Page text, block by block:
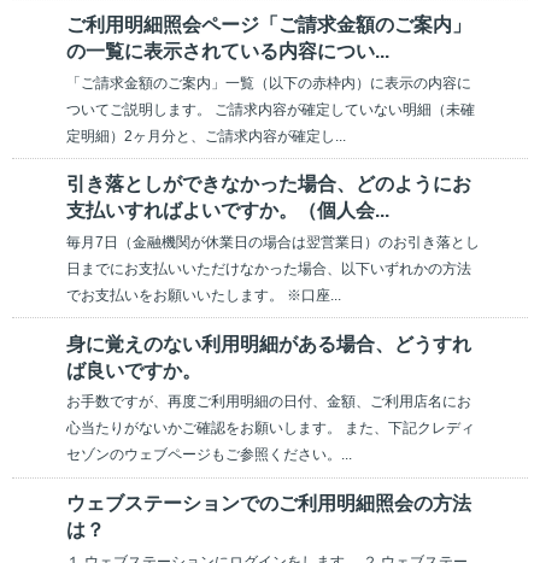
ご利用明細照会ページ「ご請求金額のご案内」
の一覧に表示されている内容につい...
「ご請求金額のご案内」一覧（以下の赤枠内）に表示の内容に
ついてご説明します。 ご請求内容が確定していない明細（未確
定明細）2ヶ月分と、ご請求内容が確定し...
引き落としができなかった場合、どのようにお
支払いすればよいですか。（個人会...
毎月7日（金融機関が休業日の場合は翌営業日）のお引き落とし
日までにお支払いいただけなかった場合、以下いずれかの方法
でお支払いをお願いいたします。 ※口座...
身に覚えのない利用明細がある場合、どうすれ
ば良いですか。
お手数ですが、再度ご利用明細の日付、金額、ご利用店名にお
心当たりがないかご確認をお願いします。 また、下記クレディ
セゾンのウェブページもご参照ください。...
ウェブステーションでのご利用明細照会の方法
は？